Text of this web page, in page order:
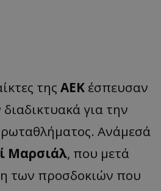
της AEK έσπευσαν
για την
Ανάμεσά
Μαρσιάλ, που μετά
των προσδοκιών που